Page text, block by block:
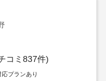
コミ837件)
プランあり